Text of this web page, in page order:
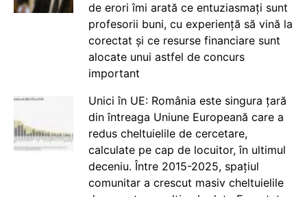
de erori îmi arată ce entuziasmați sunt
profesorii buni, cu experiență să vină la
corectat și ce resurse financiare sunt
alocate unui astfel de concurs
important
Unici în UE: România este singura țară
din întreaga Uniune Europeană care a
redus cheltuielile de cercetare,
calculate pe cap de locuitor, în ultimul
deceniu. Între 2015-2025, spațiul
comunitar a crescut masiv cheltuielile